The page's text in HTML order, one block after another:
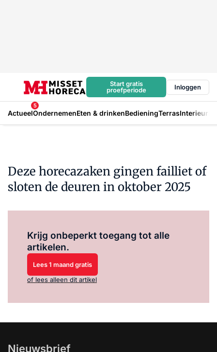
Start gratis
proefperiode
Inloggen
Actueel
5
OndernemenEten & drinkenBedieningTerrasInterieur
Deze horecazaken gingen failliet of
sloten de deuren in oktober 2025
Krijg onbeperkt toegang tot alle
artikelen.
Lees 1 maand gratis
of lees alleen dit artikel
Nieuwsbrief